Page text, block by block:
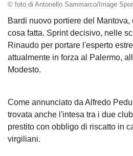
© foto di Antonello Sammarco/Image
Bardi nuovo portiere del
cosa fatta. Sprint decisivo, nelle
Rinaudo per portare l'esperto
attualmente in forza al Palermo,
Modesto.
Come annunciato da Alfredo
trovata anche l'intesa tra i due
prestito con obbligo di riscatto in
virgiliani.